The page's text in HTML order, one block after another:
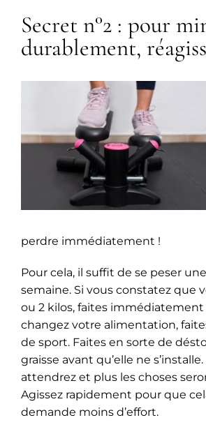
Secret n°2 : pour
durablement,
perdre immédiatement !
Pour cela, il suffit de se peser
semaine. Si vous constatez que
ou 2 kilos, faites
changez votre alimentation,
de sport. Faites en sorte de
graisse avant qu’elle ne
attendrez et plus les choses
Agissez rapidement pour que
demande moins d’effort.